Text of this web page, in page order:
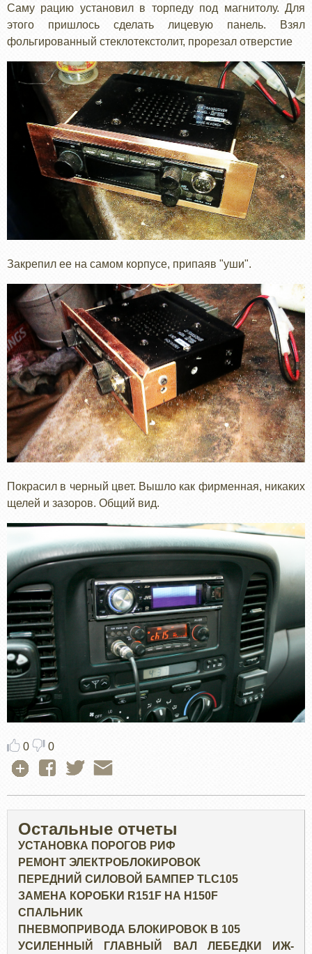
Саму рацию установил в торпеду под магнитолу. Для
этого пришлось сделать лицевую панель. Взял
фольгированный стеклотекстолит, прорезал отверстие
Закрепил ее на самом корпусе, припаяв "уши".
Покрасил в черный цвет. Вышло как фирменная, никаких
щелей и зазоров. Общий вид.
0 0
Остальные отчеты
УСТАНОВКА ПОРОГОВ РИФ
РЕМОНТ ЭЛЕКТРОБЛОКИРОВОК
ПЕРЕДНИЙ СИЛОВОЙ БАМПЕР TLC105
ЗАМЕНА КОРОБКИ R151F НА H150F
СПАЛЬНИК
ПНЕВМОПРИВОДА БЛОКИРОВОК В 105
УСИЛЕННЫЙ ГЛАВНЫЙ ВАЛ ЛЕБЕДКИ ИЖ-